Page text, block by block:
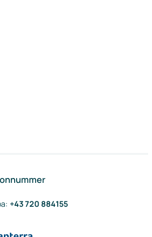
: +43 720 884155